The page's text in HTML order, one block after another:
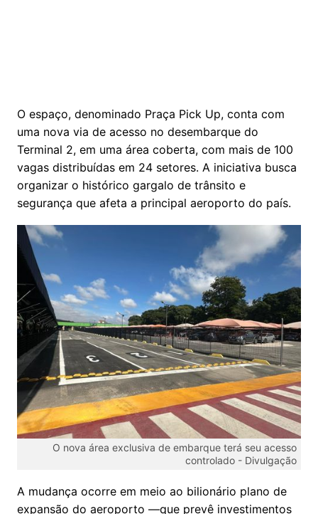
O espaço, denominado Praça Pick Up, conta com
uma nova via de acesso no desembarque do
Terminal 2, em uma área coberta, com mais de 100
vagas distribuídas em 24 setores. A iniciativa busca
organizar o histórico gargalo de trânsito e
segurança que afeta a principal aeroporto do país.
O nova área exclusiva de embarque terá seu acesso
controlado - Divulgação
​A mudança ocorre em meio ao bilionário plano de
expansão do aeroporto —que prevê investimentos